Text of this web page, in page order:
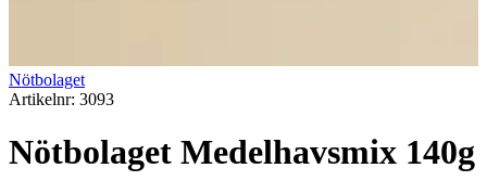
Nötbolaget
Artikelnr: 3093
Nötbolaget Medelhavsmix 140g